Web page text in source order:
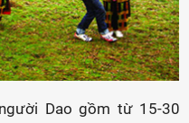
Dao gồm từ 15-30